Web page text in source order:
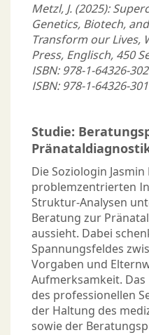
Metzl, J. (2025):
Genetics, Biotech,
Transform our Lives,
Press, Englisch, 450
ISBN: 978-1-64326-
ISBN: 978-1-64326-
Studie:
Die Soziologin
problemzentrierten
Struktur-Analysen
Beratung zur
aussieht. Dabei
Spannungsfeldes
Vorgaben und
Aufmerksamkeit. Das
des professionellen
der Haltung des
sowie der